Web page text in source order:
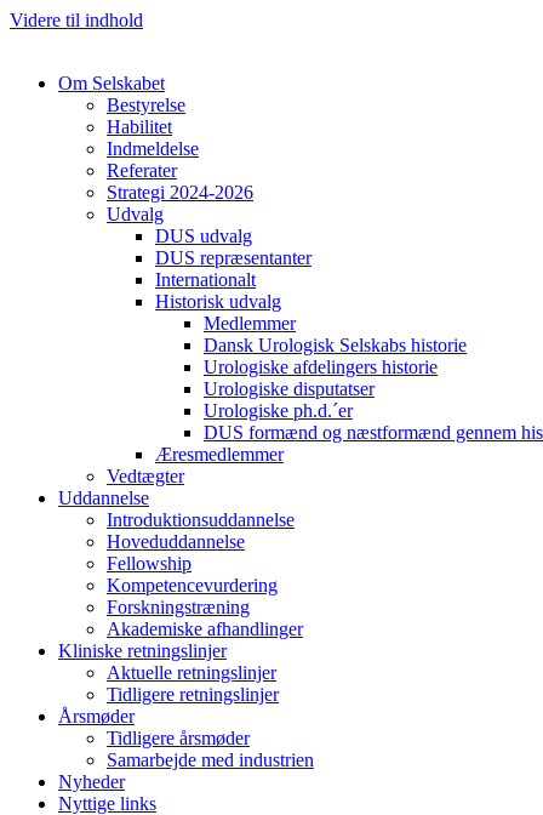
Videre til indhold
Om Selskabet
Bestyrelse
Habilitet
Indmeldelse
Referater
Strategi 2024-2026
Udvalg
DUS udvalg
DUS repræsentanter
Internationalt
Historisk udvalg
Medlemmer
Dansk Urologisk Selskabs historie
Urologiske afdelingers historie
Urologiske disputatser
Urologiske ph.d.´er
DUS formænd og næstformænd gennem
Æresmedlemmer
Vedtægter
Uddannelse
Introduktionsuddannelse
Hoveduddannelse
Fellowship
Kompetencevurdering
Forskningstræning
Akademiske afhandlinger
Kliniske retningslinjer
Aktuelle retningslinjer
Tidligere retningslinjer
Årsmøder
Tidligere årsmøder
Samarbejde med industrien
Nyheder
Nyttige links